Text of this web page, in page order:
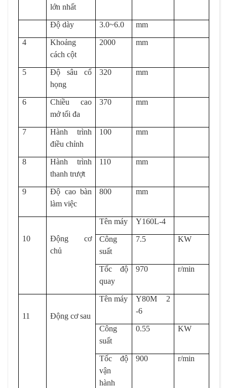
lớn nhất
Độ dày 3.0~6.0 mm
4
Khoảng
cách cột
2000 mm
5
Độ sâu cổ
họng
320 mm
6
Chiều cao
mở tối đa
370 mm
7
Hành trình
điều chỉnh
100 mm
8
Hành trình
thanh trượt
110 mm
9
Độ cao bàn
làm việc
800 mm
10
Động cơ
chủ
Tên máy Y160L-4
Công
suất
7.5 KW
Tốc độ
quay
970 r/min
11 Động cơ sau
Tên máy
Y80M 2
-6
Công
suất
0.55 KW
Tốc độ
vận
hành
900 r/min